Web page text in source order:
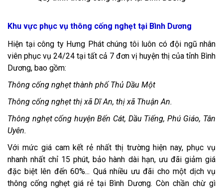
Khu vực phục vụ thông cống nghẹt tại Bình Dương
Hiện tại công ty Hưng Phát chúng tôi luôn có đội ngũ nhân
viên phục vụ 24/24 tại tất cả 7 đơn vị huyện thị của tỉnh Bình
Dương, bao gồm:
Thông cống nghẹt thành phố Thủ Dầu Một
Thông cống nghẹt thị xã Dĩ An, thị xã Thuận An.
Thông nghẹt cống huyện Bến Cát, Dầu Tiếng, Phú Giáo, Tân
Uyên.
Với mức giá cam kết rẻ nhất thị trường hiện nay, phục vụ
nhanh nhất chỉ 15 phút, bảo hành dài hạn, ưu đãi giảm giá
đặc biệt lên đến 60%... Quá nhiều ưu đãi cho một dịch vụ
thông cống nghẹt giá rẻ tại Bình Dương. Còn chần chừ gì